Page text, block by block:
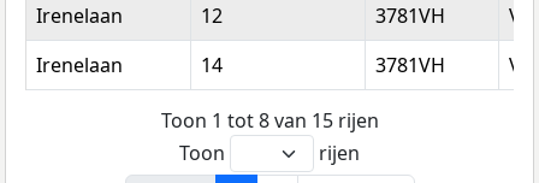
Irenelaan
12 3781VH
Irenelaan
14 3781VH
Toon 1 tot 8 van 15 rijen
Toon
rijen